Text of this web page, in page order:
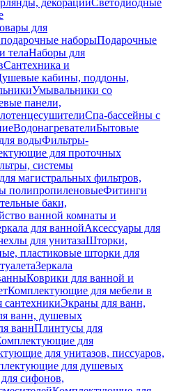
декорацииСветодиодные
для
наборыПодарочные
телаНаборы для
Сантехника и
кабины, поддоны,
Умывальники со
панели,
Спа-бассейны с
ВодонагревателиБытовые
водыФильтры-
для проточных
системы
магистральных фильтров,
полипропиленовыеФитинги
баки,
ванной комнаты и
для ваннойАксессуары для
для унитазаШторки,
пластиковые шторки для
Зеркала
Коврики для ванной и
Комплектующие для мебели в
Экраны для ванн,
ванн, душевых
ваннПлинтусы для
для
для унитазов, писсуаров,
для душевых
сифонов,